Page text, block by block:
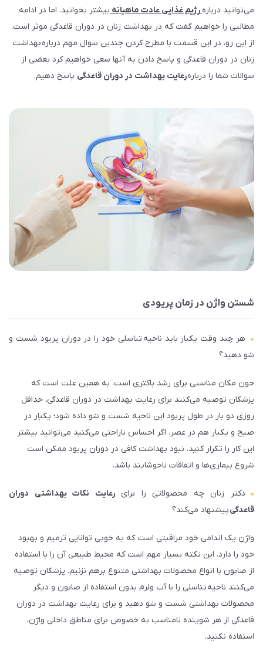
می‌توانید درباره رژیم غذایی عادت ماهیانه بیشتر بخوانید. اما در ادامه
مطالبی را خواهیم گفت که در بهداشت زنان در دوران قاعدگی موثر است.
از این رو، در این قسمت با مطرح کردن چندین سوال مهم درباره­ بهداشت
زنان در دوران قاعدگی و پاسخ دادن به آن­ها سعی خواهیم کرد بعضی از
سوالات شما را درباره­رعایت بهداشت در دوران قاعدگی پاسخ دهیم.
شستن واژن در زمان پریودی
هر چند وقت یکبار باید ناحیه­ تناسلی خود را در دوران پریود شست و
شو دهید؟
خون مکان مناسبی برای رشد باکتری است. به همین علت است که
پزشکان توصیه می‌­کنند برای رعایت بهداشت در دوران قاعدگی، حداقل
روزی دو بار در طول پریود این ناحیه شست و شو داده شود؛ یکبار در
صبح و یکبار هم در عصر. اگر احساس ناراحتی می­‌کنید می­‌توانید بیش­تر
این کار را تکرار کنید. نبود بهداشت کافی در دوران پریود ممکن است
شروع بیماری‌­ها و اتفاقات ناخوشایند باشد.
دکتر زنان چه محصولاتی را برایرعایت نکات بهداشتی دوران
قاعدگیپیشنهاد می­‌کند؟
واژن یک اندامی خود مراقبتی است که به خوبی توانایی ترمیم و بهبود
خود را دارد. این نکته بسیار مهم است که محیط طبیعی آن را با استفاده
از صابون با انواع محصولات بهداشتی متنوع برهم نزنیم. پزشکان توصیه
می­‌کنند ناحیه­ تناسلی را با آب ولرم بدون استفاده از صابون و دیگر
محصولات بهداشتی شست و شو دهید و برای رعایت بهداشت در دوران
قاعدگی از هر شوینده‌ نامناسب به خصوص برای مناطق داخلی واژن،
استفاده نکنید.